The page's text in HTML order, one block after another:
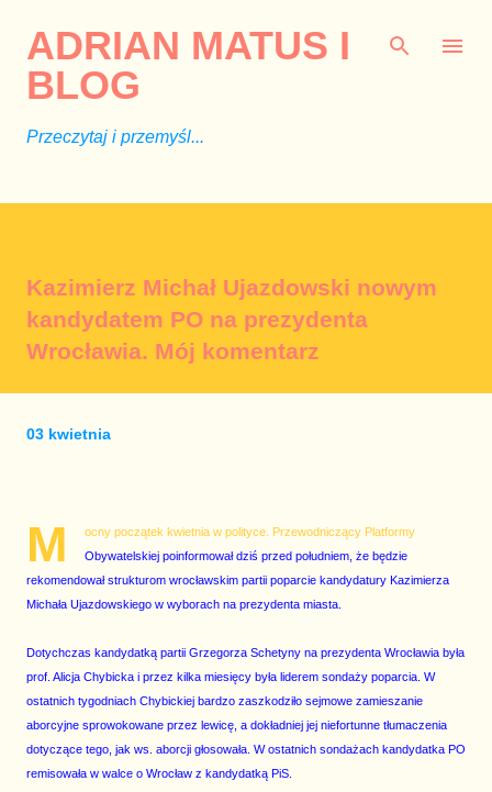
ADRIAN MATUS I
BLOG
Przeczytaj i przemyśl...
Kazimierz Michał Ujazdowski nowym
kandydatem PO na prezydenta
Wrocławia. Mój komentarz
03 kwietnia
M
ocny początek kwietnia w polityce. Przewodniczący Platformy
Obywatelskiej poinformował dziś przed południem, że będzie
rekomendował strukturom wrocławskim partii poparcie kandydatury Kazimierza
Michała Ujazdowskiego w wyborach na prezydenta miasta.
Dotychczas kandydatką partii Grzegorza Schetyny na prezydenta Wrocławia była
prof. Alicja Chybicka i przez kilka miesięcy była liderem sondaży poparcia. W
ostatnich tygodniach Chybickiej bardzo zaszkodziło sejmowe zamieszanie
aborcyjne sprowokowane przez lewicę, a dokładniej jej niefortunne tłumaczenia
dotyczące tego, jak ws. aborcji głosowała. W ostatnich sondażach kandydatka PO
remisowała w walce o Wrocław z kandydatką PiS.